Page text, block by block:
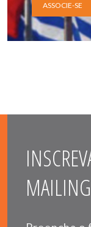
ASSOCIE-SE